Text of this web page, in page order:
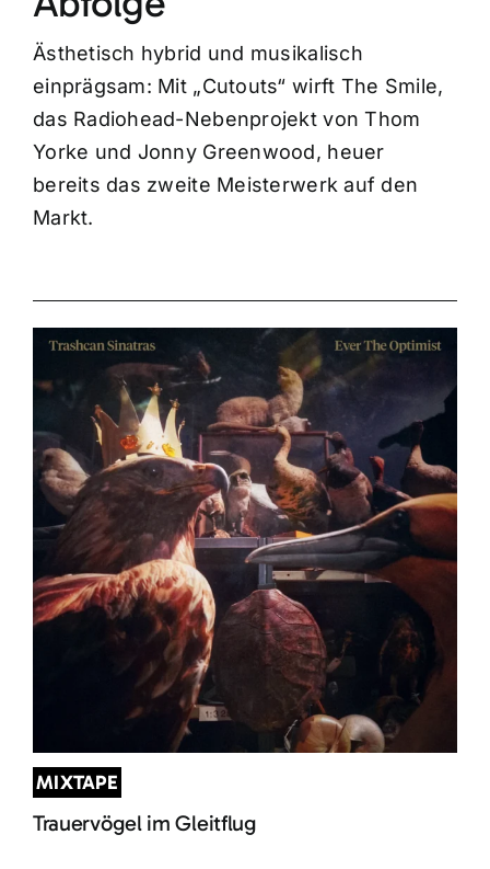
Ästhetisch hybrid und musikalisch
einprägsam: Mit „Cutouts“ wirft The Smile,
das Radiohead-Nebenprojekt von Thom
Yorke und Jonny Greenwood, heuer
bereits das zweite Meisterwerk auf den
Markt.
MIXTAPE
Trauervögel im Gleitflug